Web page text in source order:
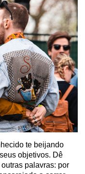
te beijando
objetivos. Dê
palavras: por